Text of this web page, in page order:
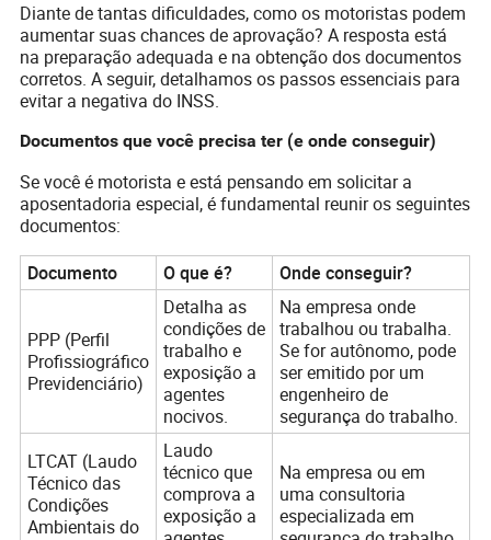
Diante de tantas dificuldades, como os motoristas podem
aumentar suas chances de aprovação? A resposta está
na preparação adequada e na obtenção dos documentos
corretos. A seguir, detalhamos os passos essenciais para
evitar a negativa do INSS.
Documentos que você precisa ter (e onde conseguir)
Se você é motorista e está pensando em solicitar a
aposentadoria especial, é fundamental reunir os seguintes
documentos:
Documento
O que é? Onde conseguir?
PPP (Perfil
Profissiográfico
Previdenciário)
Detalha as
condições de
trabalho e
exposição a
agentes
nocivos.
Na empresa onde
trabalhou ou trabalha.
Se for autônomo, pode
ser emitido por um
engenheiro de
segurança do trabalho.
LTCAT (Laudo
Técnico das
Condições
Ambientais do
Laudo
técnico que
comprova a
exposição a
Na empresa ou em
uma consultoria
especializada em